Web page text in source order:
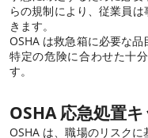
らの規制により、従業員
きます。
OSHA は救急箱に必要な
特定の危険に合わせた十
す。
OSHA 応急処置
OSHA は、職場のリスク